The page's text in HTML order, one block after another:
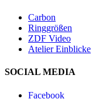
Carbon
Ringgrößen
ZDF Video
Atelier Einblicke
SOCIAL MEDIA
Facebook